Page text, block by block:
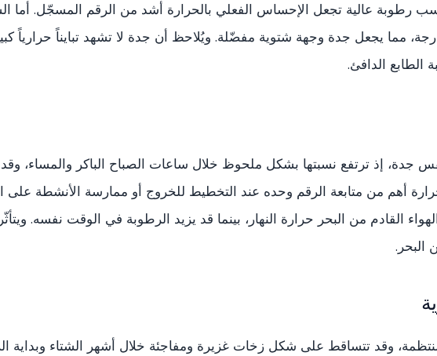
بنسب رطوبة عالية تجعل الإحساس الفعلي بالحرارة أشد من الرقم المسجّل. أما
ما تنخفض الحرارة دون 15 درجة، مما يجعل جدة وجهة شتوية مفضّلة. ويُلاحظ أن جدة لا تشهد
الطابع الدافئ.
أهم من متابعة الرقم وحده عند التخطيط للخروج أو ممارسة الأنشطة
القادم من البحر حرارة النهار، بينما قد يزيد الرطوبة في الوقت نفسه.
البحر.
وقد تتساقط على شكل زخات غزيرة ومفاجئة خلال أشهر الشتاء وبداية